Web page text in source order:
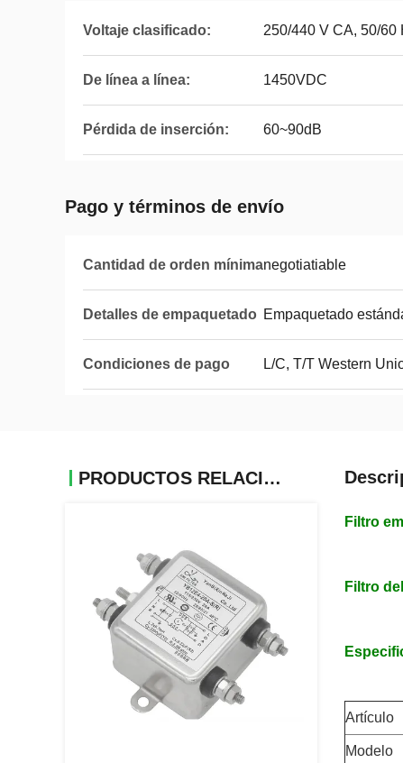
Voltaje clasificado: 250/440 V CA, 50/60
De línea a línea: 1450VDC
Pérdida de inserción: 60~90dB
Pago y términos de envío
Cantidad de orden mínimanegotiatiable
Detalles de empaquetado Empaquetado
Condiciones de pago L/C, T/T Western
PRODUCTOS RELACIONADOS
Filtro
Filtro
Artículo
Modelo